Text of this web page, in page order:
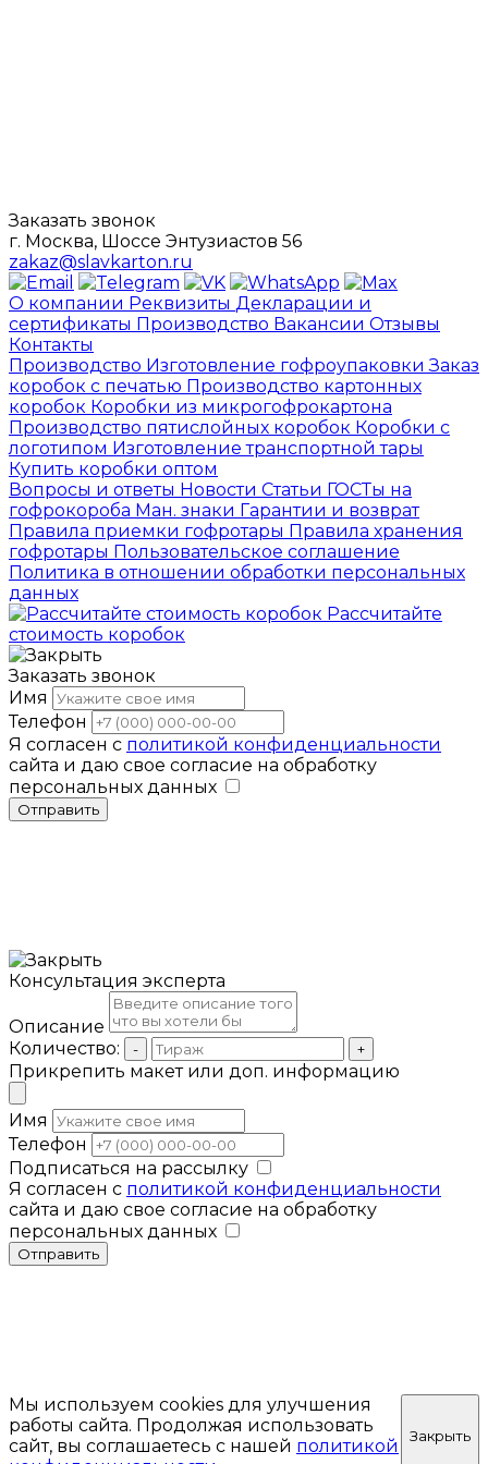
Заказать звонок
г. Москва, Шоссе Энтузиастов 56
zakaz@slavkarton.ru
О компании Реквизиты Декларации и
сертификаты Производство Вакансии Отзывы
Контакты
Производство Изготовление гофроупаковкиЗаказ
коробок с печатью Производство картонных
коробок Коробки из микрогофрокартона
Производство пятислойных коробок Коробки с
логотипом Изготовление транспортной тары
Купить коробки оптом
Вопросы и ответы Новости Статьи ГОСТы на
гофрокороба Ман. знаки Гарантии и возврат
Правила приемки гофротары Правила хранения
гофротары Пользовательское соглашение
Политика в отношении обработки персональных
данных
Рассчитайте
стоимость коробок
Заказать звонок
Имя
Телефон
Я согласен с политикой конфиденциальности
сайта и даю свое согласие на обработку
персональных данных
Отправить
Консультация эксперта
Описание
Количество:
- +
Прикрепить макет или доп. информацию
Имя
Телефон
Подписаться на рассылку
Я согласен с политикой конфиденциальности
сайта и даю свое согласие на обработку
персональных данных
Отправить
Мы используем cookies для улучшения
работы сайта. Продолжая использовать
сайт, вы соглашаетесь с нашей политикой
Закрыть